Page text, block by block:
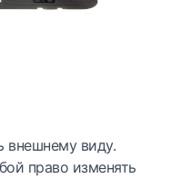
внешнему виду.
право изменять